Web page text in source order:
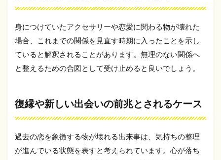
する
サイ
ン
4.2
復縁
出会
いの
前兆
れる
ス
身につけていたアクセサリーや恋愛に関わる物が壊れた
場合、これまでの関係を見直す時期に入ったことを示し
ていると解釈されることがあります。無理のない関係へ
と整えるための合図として受け止めると良いでしょう。
復縁や新しい出会いの前兆とされるケース
過去の恋を象徴する物が壊れる出来事は、気持ちの整理
が進んでいる状態を表すと考えられています。心が落ち